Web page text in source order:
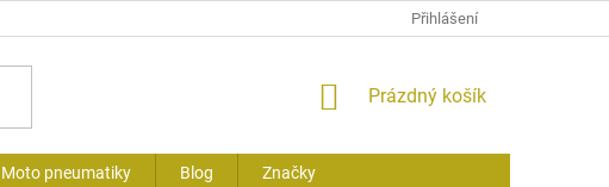
Přihlášení
NÁKUPNÍ
Prázdný košík
Moto pneumatiky Blog Značky